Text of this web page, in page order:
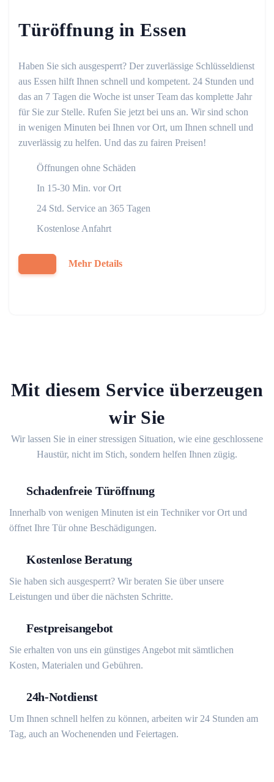
Türöffnung in Essen
Haben Sie sich ausgesperrt? Der zuverlässige Schlüsseldienst
aus Essen hilft Ihnen schnell und kompetent. 24 Stunden und
das an 7 Tagen die Woche ist unser Team das komplette Jahr
für Sie zur Stelle. Rufen Sie jetzt bei uns an. Wir sind schon
in wenigen Minuten bei Ihnen vor Ort, um Ihnen schnell und
zuverlässig zu helfen. Und das zu fairen Preisen!
Öffnungen ohne Schäden
In 15-30 Min. vor Ort
24 Std. Service an 365 Tagen
Kostenlose Anfahrt
Mehr Details
Mit diesem Service überzeugen
wir Sie
Wir lassen Sie in einer stressigen Situation, wie eine geschlossene
Haustür, nicht im Stich, sondern helfen Ihnen zügig.
Schadenfreie Türöffnung
Innerhalb von wenigen Minuten ist ein Techniker vor Ort und
öffnet Ihre Tür ohne Beschädigungen.
Kostenlose Beratung
Sie haben sich ausgesperrt? Wir beraten Sie über unsere
Leistungen und über die nächsten Schritte.
Festpreisangebot
Sie erhalten von uns ein günstiges Angebot mit sämtlichen
Kosten, Materialen und Gebühren.
24h-Notdienst
Um Ihnen schnell helfen zu können, arbeiten wir 24 Stunden am
Tag, auch an Wochenenden und Feiertagen.